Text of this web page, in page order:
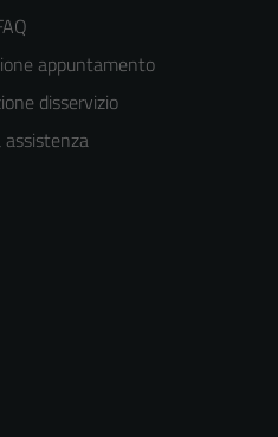
appuntamento
disservizio
assistenza